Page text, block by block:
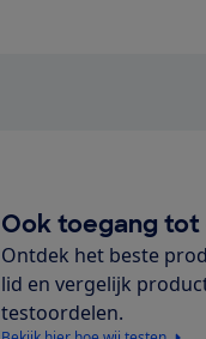
Ook toegang
Ontdek het beste
lid en vergelijk
testoordelen.